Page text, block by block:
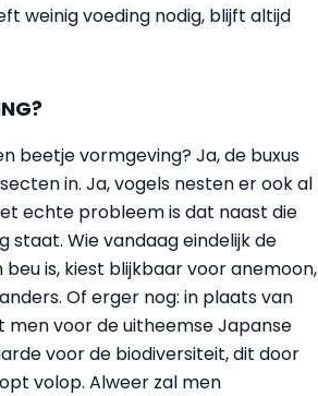
weinig voeding nodig, blijft altijd
beetje vormgeving? Ja, de buxus
in. Ja, vogels nesten er ook al
echte probleem is dat naast die
staat. Wie vandaag eindelijk de
is, kiest blijkbaar voor anemoon,
Of erger nog: in plaats van
men voor de uitheemse Japanse
voor de biodiversiteit, dit door
volop. Alweer zal men